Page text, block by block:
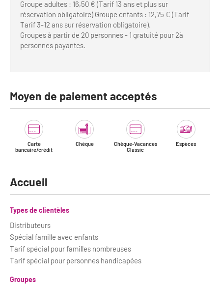
Groupe adultes : 16,50 € (Tarif 13 ans et plus sur
réservation obligatoire) Groupe enfants : 12,75 € (Tarif
Tarif 3-12 ans sur réservation obligatoire).
Groupes à partir de 20 personnes - 1 gratuité pour 2à
personnes payantes.
Moyen de paiement acceptés
Carte
bancaire/crédit
Chèque
Chèque-Vacances
Classic
Espèces
Accueil
Types de clientèles
Distributeurs
Spécial famille avec enfants
Tarif spécial pour familles nombreuses
Tarif spécial pour personnes handicapées
Groupes